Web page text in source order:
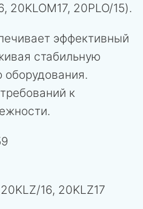
20KLOM17, 20PLO/15).
эффективный
стабильную
оборудования.
к
16, 20KLZ17